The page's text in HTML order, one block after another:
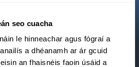
seo cuacha
le hinneachar agus fógraí a
a dhéanamh ar ár gcuid
an fhaisnéis faoin úsáid a
What You Share